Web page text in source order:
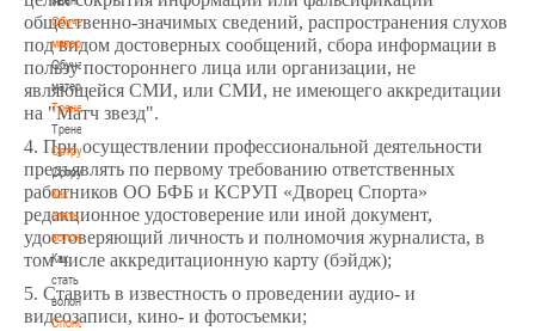
Обучающие
материалы
Обучающие
материалы
Тренерам
Тренерам
Сотрудничество
Сотрудничество
Как
стать
волонтером
Как
стать
волонтером
Спонсоры
общественно-значимых сведений, распространения слухов
под видом достоверных сообщений, сбора информации в
пользу постороннего лица или организации, не
являющейся СМИ, или СМИ, не имеющего аккредитации
на "Матч звезд".
4. При осуществлении профессиональной деятельности
предъявлять по первому требованию ответственных
работников ОО БФБ и КСРУП «Дворец Спорта»
редакционное удостоверение или иной документ,
удостоверяющий личность и полномочия журналиста, в
том числе аккредитационную карту (бэйдж);
5. Ставить в известность о проведении аудио- и
видеозаписи, кино- и фотосъемки;